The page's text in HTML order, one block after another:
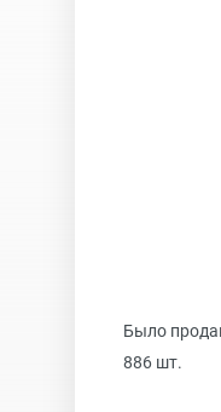
Было
886 шт.